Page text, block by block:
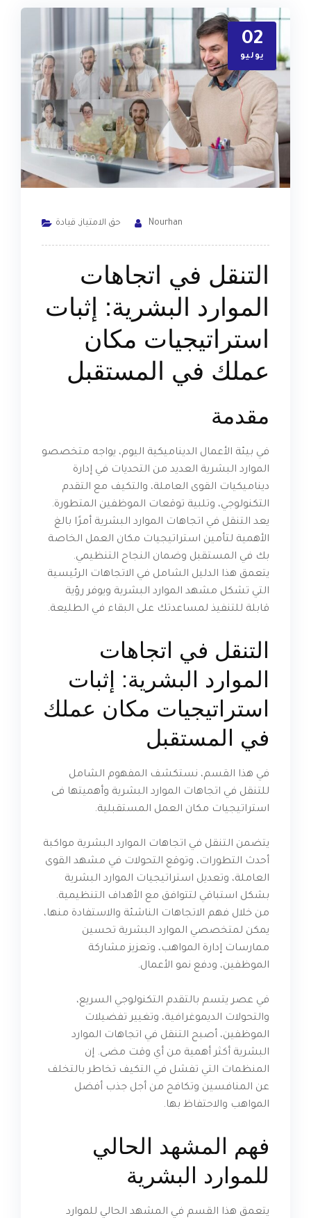
02
يوليو
Nourhan حق الامتياز, قيادة
التنقل في اتجاهات
الموارد البشرية: إثبات
استراتيجيات مكان
عملك في المستقبل
مقدمة
في بيئة الأعمال الديناميكية اليوم، يواجه متخصصو
الموارد البشرية العديد من التحديات في إدارة
ديناميكيات القوى العاملة، والتكيف مع التقدم
التكنولوجي، وتلبية توقعات الموظفين المتطورة.
يعد التنقل في اتجاهات الموارد البشرية أمرًا بالغ
الأهمية لتأمين استراتيجيات مكان العمل الخاصة
بك في المستقبل وضمان النجاح التنظيمي.
يتعمق هذا الدليل الشامل في الاتجاهات الرئيسية
التي تشكل مشهد الموارد البشرية ويوفر رؤية
قابلة للتنفيذ لمساعدتك على البقاء في الطليعة.
التنقل في اتجاهات
الموارد البشرية: إثبات
استراتيجيات مكان عملك
في المستقبل
في هذا القسم، نستكشف المفهوم الشامل
للتنقل في اتجاهات الموارد البشرية وأهميتها فى
استراتيجيات مكان العمل المستقبلية.
يتضمن التنقل في اتجاهات الموارد البشرية مواكبة
أحدث التطورات، وتوقع التحولات في مشهد القوى
العاملة، وتعديل استراتيجيات الموارد البشرية
بشكل استباقي لتتوافق مع الأهداف التنظيمية.
من خلال فهم الاتجاهات الناشئة والاستفادة منها،
يمكن لمتخصصي الموارد البشرية تحسين
ممارسات إدارة المواهب، وتعزيز مشاركة
الموظفين، ودفع نمو الأعمال.
في عصر يتسم بالتقدم التكنولوجي السريع،
والتحولات الديموغرافية، وتغيير تفضيلات
الموظفين، أصبح التنقل في اتجاهات الموارد
البشرية أكثر أهمية من أي وقت مضى. إن
المنظمات التي تفشل في التكيف تخاطر بالتخلف
عن المنافسين وتكافح من أجل جذب أفضل
المواهب والاحتفاظ بها.
فهم المشهد الحالي
للموارد البشرية
يتعمق هذا القسم في المشهد الحالي للموارد